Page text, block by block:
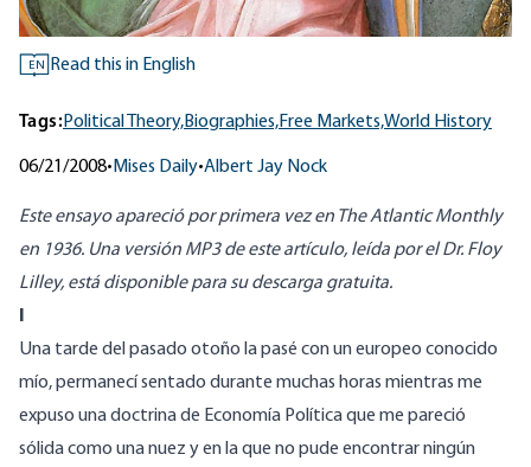
EN Read this in English
Tags:Political Theory,Biographies,Free Markets,World History
06/21/2008• Mises Daily•Albert Jay Nock
Este ensayo apareció por primera vez en The Atlantic Monthly
en 1936. Una versión MP3 de este artículo, leída por el Dr. Floy
Lilley, está disponible para su descarga gratuita.
Una tarde del pasado otoño la pasé con un europeo conocido
mío, permanecí sentado durante muchas horas mientras me
expuso una doctrina de Economía Política que me pareció
sólida como una nuez y en la que no pude encontrar ningún